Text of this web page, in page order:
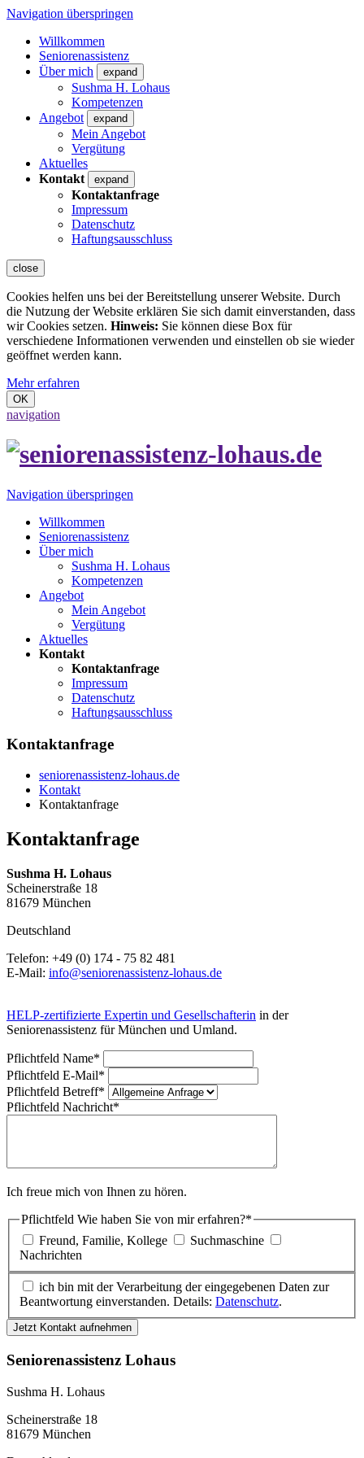
Navigation überspringen
Willkommen
Seniorenassistenz
Über mich
expand
Sushma H. Lohaus
Kompetenzen
Angebot
expand
Mein Angebot
Vergütung
Aktuelles
Kontakt
expand
Kontaktanfrage
Impressum
Datenschutz
Haftungsausschluss
close
Cookies helfen uns bei der Bereitstellung unserer Website. Durch
die Nutzung der Website erklären Sie sich damit einverstanden, dass
wir Cookies setzen. Hinweis: Sie können diese Box für
verschiedene Informationen verwenden und einstellen ob sie wieder
geöffnet werden kann.
Mehr erfahren
OK
navigation
Navigation überspringen
Willkommen
Seniorenassistenz
Über mich
Sushma H. Lohaus
Kompetenzen
Angebot
Mein Angebot
Vergütung
Aktuelles
Kontakt
Kontaktanfrage
Impressum
Datenschutz
Haftungsausschluss
Kontaktanfrage
seniorenassistenz-lohaus.de
Kontakt
Kontaktanfrage
Kontaktanfrage
Sushma H. Lohaus
Scheinerstraße 18
81679 München
Deutschland
Telefon: +49 (0) 174 - 75 82 481
E-Mail: info@seniorenassistenz-lohaus.de
HELP-zertifizierte Expertin und Gesellschafterin in der
Seniorenassistenz für München und Umland.
Pflichtfeld Name*
Pflichtfeld E-Mail*
Pflichtfeld Betreff*
Pflichtfeld Nachricht*
Ich freue mich von Ihnen zu hören.
Pflichtfeld Wie haben Sie von mir erfahren?*
Freund, Familie, Kollege
Suchmaschine
Nachrichten
ich bin mit der Verarbeitung der eingegebenen Daten zur
Beantwortung einverstanden. Details: Datenschutz.
Jetzt Kontakt aufnehmen
Seniorenassistenz Lohaus
Sushma H. Lohaus
Scheinerstraße 18
81679 München